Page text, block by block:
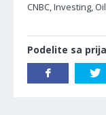
CNBC, Investing,
Podelite sa